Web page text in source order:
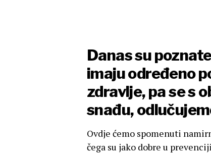
Danas su
imaju određeno
zdravlje, pa se s
snađu,
Ovdje ćemo spomenuti
čega su jako dobre u